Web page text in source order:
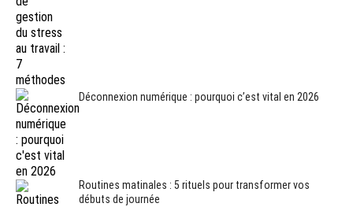
Déconnexion numérique : pourquoi c’est vital en 2026
Routines matinales : 5 rituels pour transformer vos
débuts de journée